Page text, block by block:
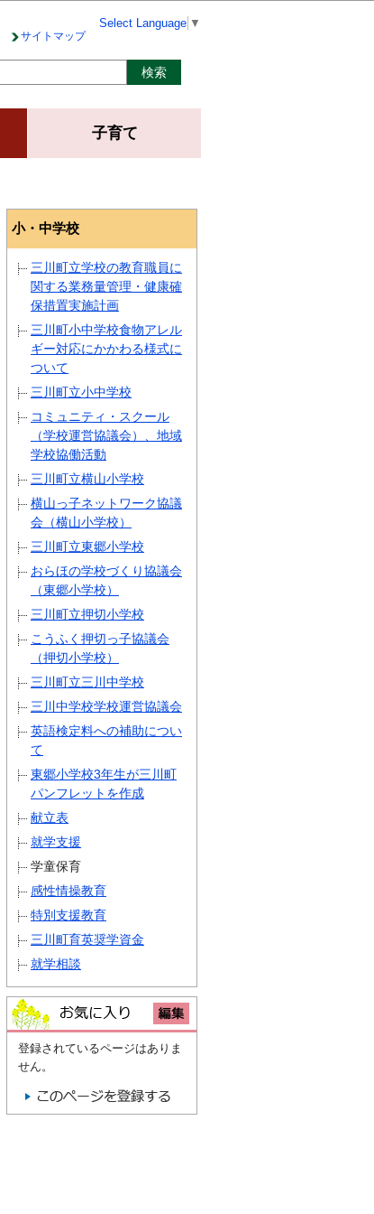
サイトマップ
Select Language ▼
子育て
小・中学校
三川町立学校の教育職員に
関する業務量管理・健康確
保措置実施計画
三川町小中学校食物アレル
ギー対応にかかわる様式に
ついて
三川町立小中学校
コミュニティ・スクール
（学校運営協議会）、地域
学校協働活動
三川町立横山小学校
横山っ子ネットワーク協議
会（横山小学校）
三川町立東郷小学校
おらほの学校づくり協議会
（東郷小学校）
三川町立押切小学校
こうふく押切っ子協議会
（押切小学校）
三川町立三川中学校
三川中学校学校運営協議会
英語検定料への補助につい
て
東郷小学校3年生が三川町
パンフレットを作成
献立表
就学支援
学童保育
感性情操教育
特別支援教育
三川町育英奨学資金
就学相談
登録されているページはありま
せん。